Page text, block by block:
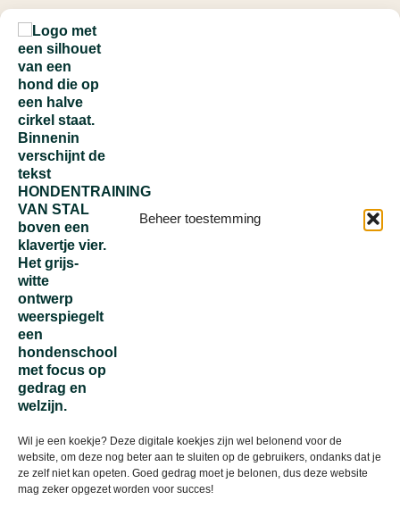
Beheer toestemming
Wil je een koekje? Deze digitale koekjes zijn wel belonend voor de
website, om deze nog beter aan te sluiten op de gebruikers, ondanks dat je
ze zelf niet kan opeten. Goed gedrag moet je belonen, dus deze website
mag zeker opgezet worden voor succes!